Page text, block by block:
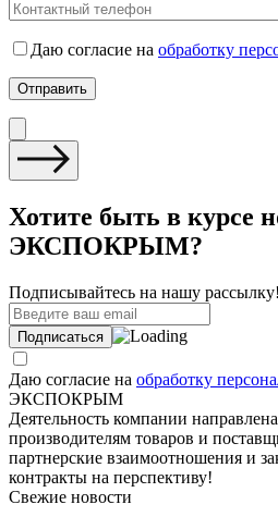
Даю согласие на обработку
Хотите быть в курсе
ЭКСПОКРЫМ?
Подписывайтесь на нашу рассылку!
Даю согласие на обработку
ЭКСПОКРЫМ
Деятельность компании
производителям товаров и
партнерские взаимоотношения и
контракты на перспективу!
Свежие новости